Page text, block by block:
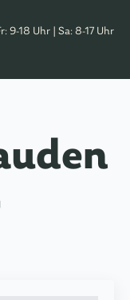
9-18 Uhr | Sa: 8-17 Uhr